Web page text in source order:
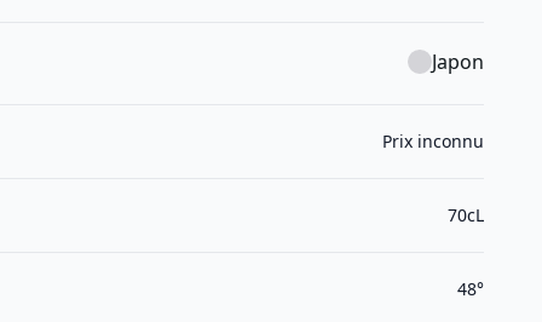
Japon
Prix inconnu
70cL
48°